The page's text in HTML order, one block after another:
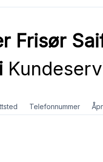
Frisør
Telefonnummer